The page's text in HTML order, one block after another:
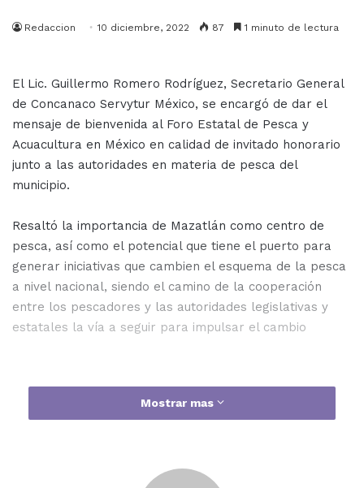
Redaccion 10 diciembre, 2022 87 1 minuto de lectura
El Lic. Guillermo Romero Rodríguez, Secretario General
de Concanaco Servytur México, se encargó de dar el
mensaje de bienvenida al Foro Estatal de Pesca y
Acuacultura en México en calidad de invitado honorario
junto a las autoridades en materia de pesca del
municipio.
Resaltó la importancia de Mazatlán como centro de
pesca, así como el potencial que tiene el puerto para
generar iniciativas que cambien el esquema de la pesca
a nivel nacional, siendo el camino de la cooperación
entre los pescadores y las autoridades legislativas y
estatales la vía a seguir para impulsar el cambio
Durante su mensaje, ofreció su punto de vista como
operador del sector productivo, resaltando el reciente
Mostrar mas